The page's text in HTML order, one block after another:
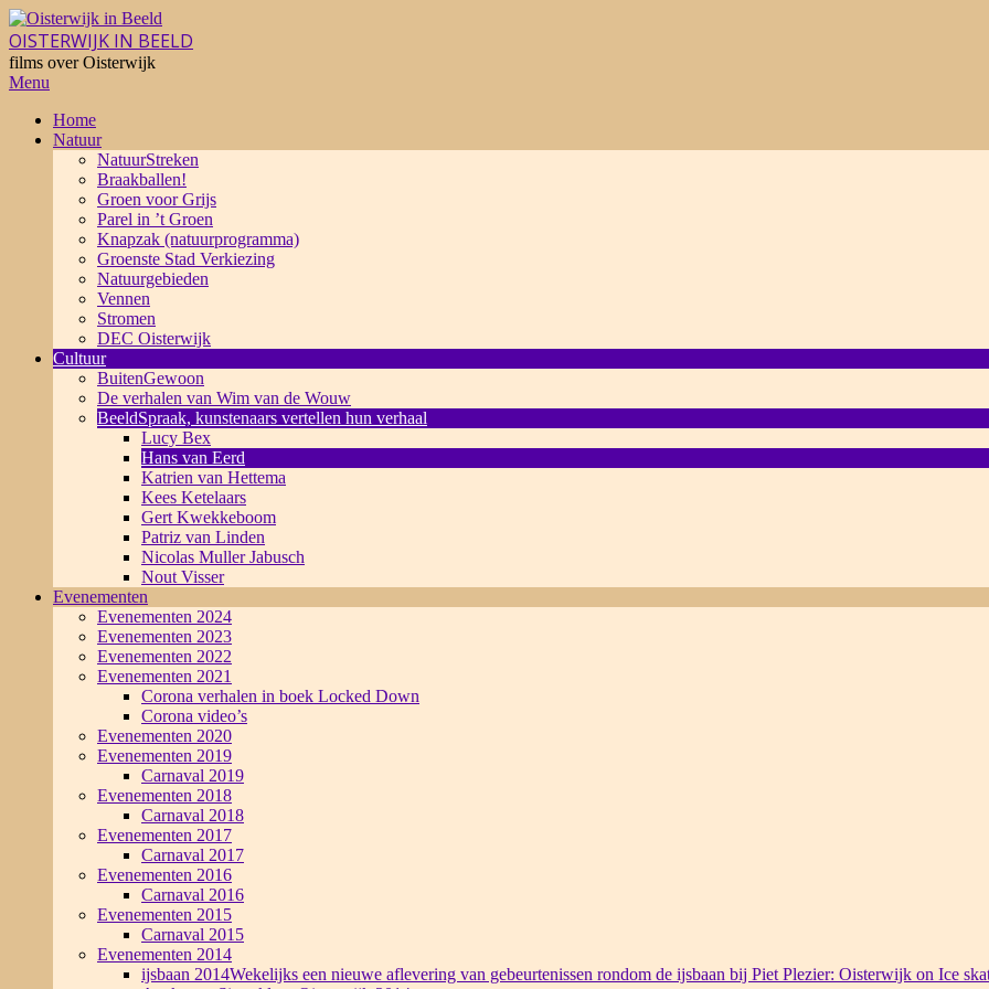
Skip
to
content
OISTERWIJK IN BEELD
films over Oisterwijk
Primary
Menu
Menu
Home
Natuur
NatuurStreken
Braakballen!
Groen voor Grijs
Parel in ’t Groen
Knapzak (natuurprogramma)
Groenste Stad Verkiezing
Natuurgebieden
Vennen
Stromen
DEC Oisterwijk
Cultuur
BuitenGewoon
De verhalen van Wim van de Wouw
BeeldSpraak, kunstenaars vertellen hun verhaal
Lucy Bex
Hans van Eerd
Katrien van Hettema
Kees Ketelaars
Gert Kwekkeboom
Patriz van Linden
Nicolas Muller Jabusch
Nout Visser
Evenementen
Evenementen 2024
Evenementen 2023
Evenementen 2022
Evenementen 2021
Corona verhalen in boek Locked Down
Corona video’s
Evenementen 2020
Evenementen 2019
Carnaval 2019
Evenementen 2018
Carnaval 2018
Evenementen 2017
Carnaval 2017
Evenementen 2016
Carnaval 2016
Evenementen 2015
Carnaval 2015
Evenementen 2014
ijsbaan 2014Wekelijks een nieuwe aflevering van gebeurtenissen rondom de ijsbaan bij Piet Plezier: Oisterwijk on Ice